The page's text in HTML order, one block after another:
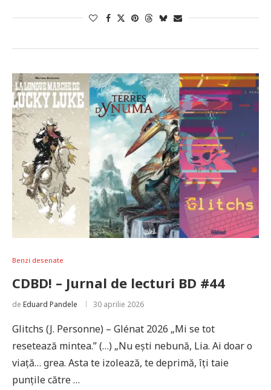
Benzi desenate
CDBD! – Jurnal de lecturi BD #44
de Eduard Pandele 30 aprilie 2026
Glitchs (J. Personne) – Glénat 2026 „Mi se tot
resetează mintea.” (…) „Nu ești nebună, Lia. Ai doar o
viață… grea. Asta te izolează, te deprimă, îți taie
punțile către …